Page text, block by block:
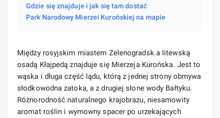
Gdzie się znajduje i jak się tam dostać
Park Narodowy Mierzei Kurońskiej na mapie
Między rosyjskim miastem Zelenogradsk a litewską
osadą Kłajpedą znajduje się Mierzeja Kurońska. Jest to
wąska i długa część lądu, którą z jednej strony obmywa
słodkowodna zatoka, a z drugiej słone wody Bałtyku.
Różnorodność naturalnego krajobrazu, niesamowity
aromat roślin i wymowny spacer po urzekających